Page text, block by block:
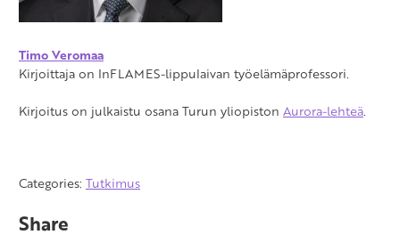
Timo Veromaa
Kirjoittaja on InFLAMES-lippulaivan työelämäprofessori.
Kirjoitus on julkaistu osana Turun yliopiston Aurora-lehteä.
Categories: Tutkimus
Share